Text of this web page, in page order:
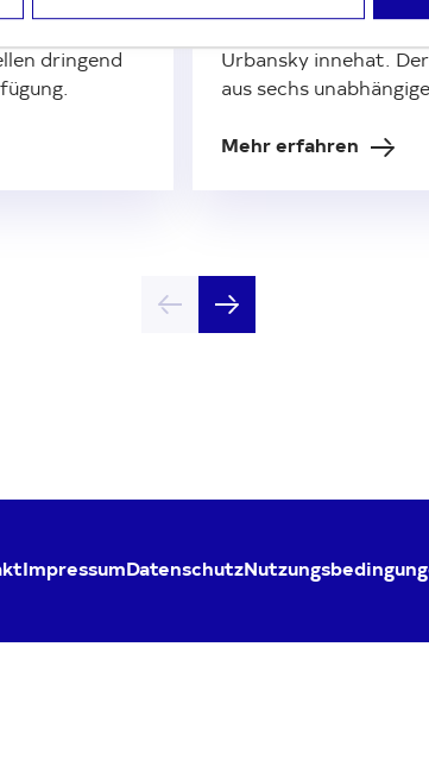
dringend
Urbansky innehat.
aus sechs
Mehr erfahren
Impressum Datenschutz